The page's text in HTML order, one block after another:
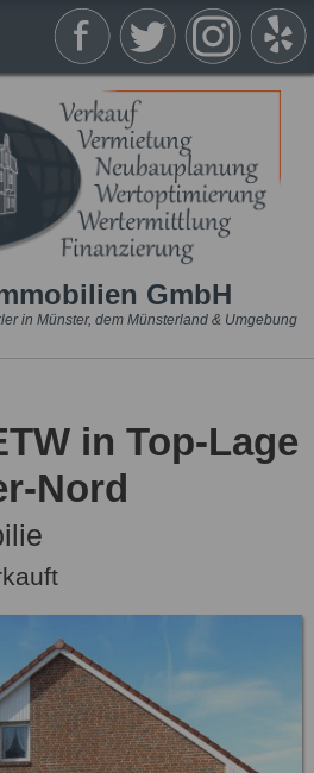
GmbH
in Münster, dem Münsterland & Umgebung
in Top-Lage
Nord